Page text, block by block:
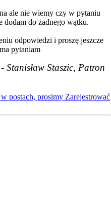
ale nie wiemy czy w pytaniu
dodam do żadnego wątku.
odpowiedzi i proszę jeszcze
pytaniam
- Stanisław Staszic, Patron
postach, prosimy Zarejestrować